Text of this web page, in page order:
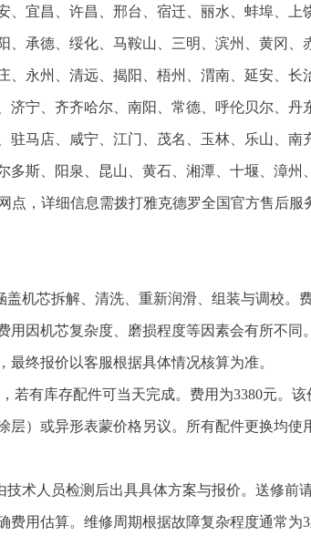
宜昌、许昌、邢台、宿迁、丽水、蚌埠、上
、承德、绥化、马鞍山、三明、滨州、黄冈、
永州、清远、揭阳、梧州、渭南、延安、长
宁、齐齐哈尔、南阳、常德、呼伦贝尔、丹
马店、咸宁、江门、茂名、玉林、乐山、南
多斯、阳泉、昆山、黄石、湘潭、十堰、漳州
点，详细信息需拨打雅克德罗全国官方售后服
机芯拆解、清洗、重新润滑、组装与调校。
用因机芯复杂度、磨损程度等因素会有所不同
终报价以客服根据具体情况核算为准。
若有库存配件可当天完成。费用为3380元。该
层）或异形表蒙价格另议。所有配件更换均使
术人员检测后出具具体方案与报价。送修前
用估算。维修周期根据故障复杂程度通常为